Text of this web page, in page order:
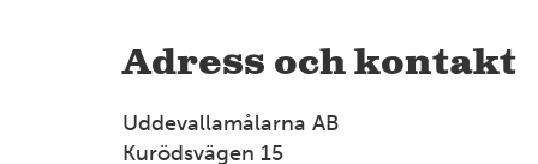
Adress och kontakt
Uddevallamålarna AB
Kurödsvägen 15